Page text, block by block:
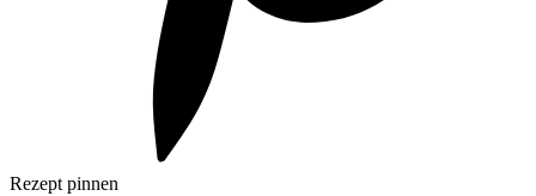
Rezept pinnen